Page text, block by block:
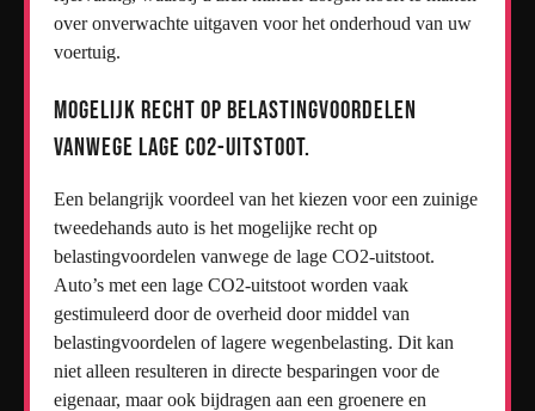
over onverwachte uitgaven voor het onderhoud van uw
voertuig.
Mogelijk recht op belastingvoordelen
vanwege lage CO2-uitstoot.
Een belangrijk voordeel van het kiezen voor een zuinige
tweedehands auto is het mogelijke recht op
belastingvoordelen vanwege de lage CO2-uitstoot.
Auto’s met een lage CO2-uitstoot worden vaak
gestimuleerd door de overheid door middel van
belastingvoordelen of lagere wegenbelasting. Dit kan
niet alleen resulteren in directe besparingen voor de
eigenaar, maar ook bijdragen aan een groenere en